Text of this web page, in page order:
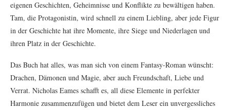
eigenen Geschichten, Geheimnisse und Konflikte zu bewältigen haben.
Tam, die Protagonistin, wird schnell zu einem Liebling, aber jede Figur
in der Geschichte hat ihre Momente, ihre Siege und Niederlagen und
ihren Platz in der Geschichte.
Das Buch hat alles, was man sich von einem Fantasy-Roman wünscht:
Drachen, Dämonen und Magie, aber auch Freundschaft, Liebe und
Verrat. Nicholas Eames schafft es, all diese Elemente in perfekter
Harmonie zusammenzufügen und bietet dem Leser ein unvergessliches